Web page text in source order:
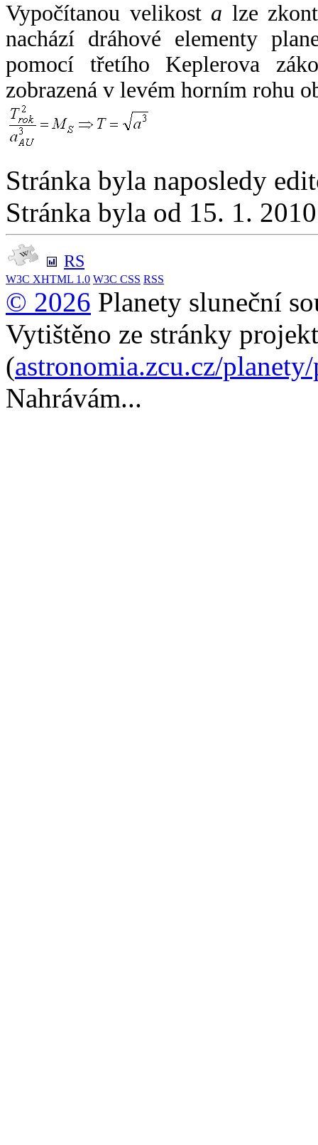
Vypočítanou velikost a lze
nachází dráhové elementy
pomocí třetího Keplerova
zobrazená v levém horním rohu
Stránka byla naposledy
Stránka byla od 15. 1.
RS
W3C XHTML 1.0 W3C CSS RSS
© 2026 Planety sluneční
Vytištěno ze stránky
(astronomia.zcu.cz/
Nahrávám...